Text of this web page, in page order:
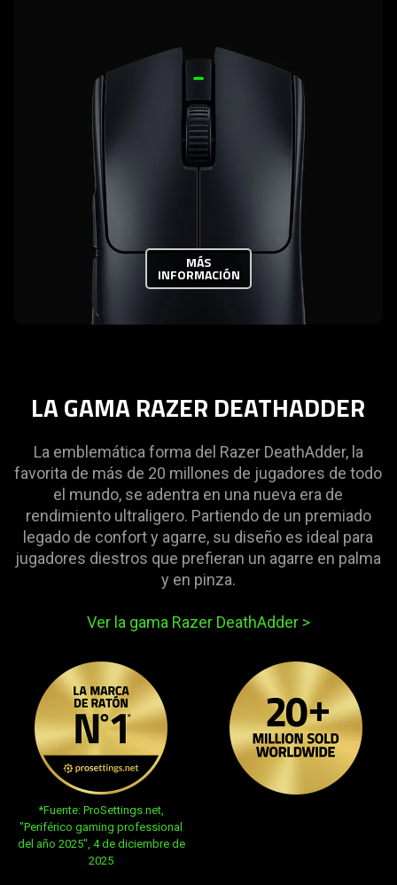
MÁS
INFORMACIÓN
LA GAMA RAZER DEATHADDER
La emblemática forma del Razer DeathAdder, la
favorita de más de 20 millones de jugadores de todo
el mundo, se adentra en una nueva era de
rendimiento ultraligero. Partiendo de un premiado
legado de confort y agarre, su diseño es ideal para
jugadores diestros que prefieran un agarre en palma
y en pinza.
Ver la gama Razer DeathAdder >
opens in new tab:
*Fuente: ProSettings.net,
"Periférico gaming professional
del año 2025", 4 de diciembre de
2025